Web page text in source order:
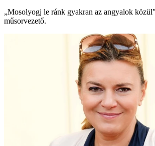
„Mosolyogj le ránk gyakran az angyalok
műsorvezető.